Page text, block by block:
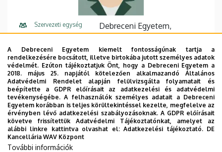
Szervezeti egység
Debreceni Egyetem,
Technológiai Kar, Fizikai
Intézet, Szilárdtest Fizikai
Tanszék
Központi telefonszám +36 52 512 900 11188
E-mail cím
sarkozi.barbara@science.unid
eb.hu
Cím
A Debreceni Egyetem kiemelt fontosságúnak tartja a
rendelkezésére bocsátott, illetve birtokába jutott személyes adatok
védelmét. Ezúton tájékoztatjuk Önt, hogy a Debreceni Egyetem a
2018. május 25. napjától kötelezően alkalmazandó Általános
Adatvédelmi Rendelet alapján felülvizsgálta folyamatait és
beépítette a GDPR előírásait az adatkezelési és adatvédelmi
tevékenységébe. A felhasználók személyes adatait a Debreceni
Egyetem korábban is teljes körültekintéssel kezelte, megfelelve az
érvényben lévő adatkezelési szabályozásoknak. A GDPR előírásait
követve frissítettük Adatvédelmi Tájékoztatónkat, amelyet az
alábbi linkre kattintva olvashat el:Adatkezelési tájékoztató. DE
Kancellária WAV Központ
További információk